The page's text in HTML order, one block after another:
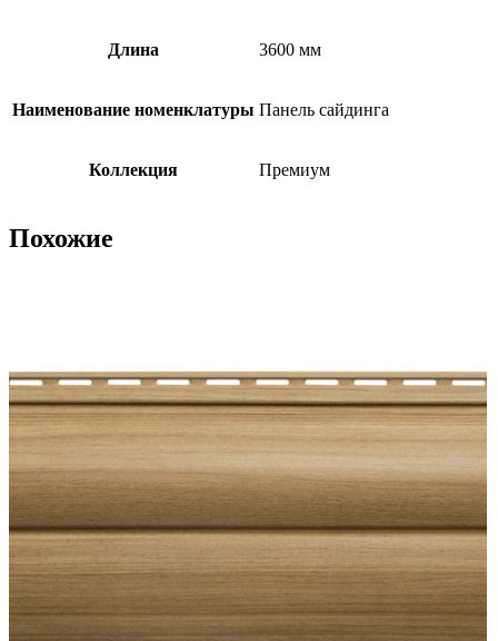
Длина 3600 мм
Наименование номенклатуры Панель сайдинга
Коллекция Премиум
Похожие